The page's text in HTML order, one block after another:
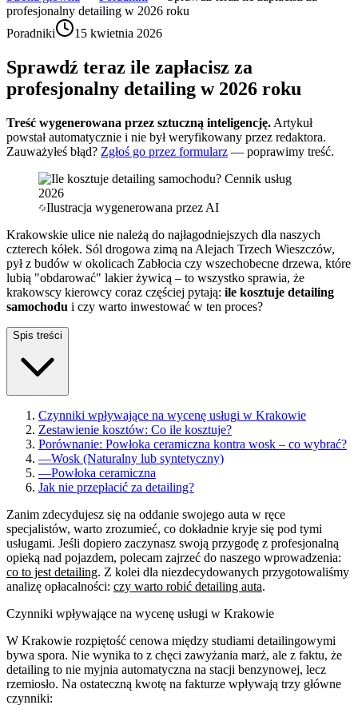
profesjonalny detailing w 2026 roku
Poradniki
15 kwietnia 2026
Sprawdź teraz ile zapłacisz za
profesjonalny detailing w 2026 roku
Treść wygenerowana przez sztuczną inteligencję. Artykuł
powstał automatycznie i nie był weryfikowany przez redaktora.
Zauważyłeś błąd? Zgłoś go przez formularz — poprawimy treść.
Ilustracja wygenerowana przez AI
Krakowskie ulice nie należą do najłagodniejszych dla naszych
czterech kółek. Sól drogowa zimą na Alejach Trzech Wieszczów,
pył z budów w okolicach Zabłocia czy wszechobecne drzewa, które
lubią "obdarować" lakier żywicą – to wszystko sprawia, że
krakowscy kierowcy coraz częściej pytają: ile kosztuje detailing
samochodu i czy warto inwestować w ten proces?
Spis treści
Czynniki wpływające na wycenę usługi w Krakowie
Zestawienie kosztów: Co ile kosztuje?
Porównanie: Powłoka ceramiczna kontra wosk – co wybrać?
—Wosk (Naturalny lub syntetyczny)
—Powłoka ceramiczna
Jak nie przepłacić za detailing?
Zanim zdecydujesz się na oddanie swojego auta w ręce
specjalistów, warto zrozumieć, co dokładnie kryje się pod tymi
usługami. Jeśli dopiero zaczynasz swoją przygodę z profesjonalną
opieką nad pojazdem, polecam zajrzeć do naszego wprowadzenia:
co to jest detailing. Z kolei dla niezdecydowanych przygotowaliśmy
analizę opłacalności: czy warto robić detailing auta.
Czynniki wpływające na wycenę usługi w Krakowie
W Krakowie rozpiętość cenowa między studiami detailingowymi
bywa spora. Nie wynika to z chęci zawyżania marż, ale z faktu, że
detailing to nie myjnia automatyczna na stacji benzynowej, lecz
rzemiosło. Na ostateczną kwotę na fakturze wpływają trzy główne
czynniki: